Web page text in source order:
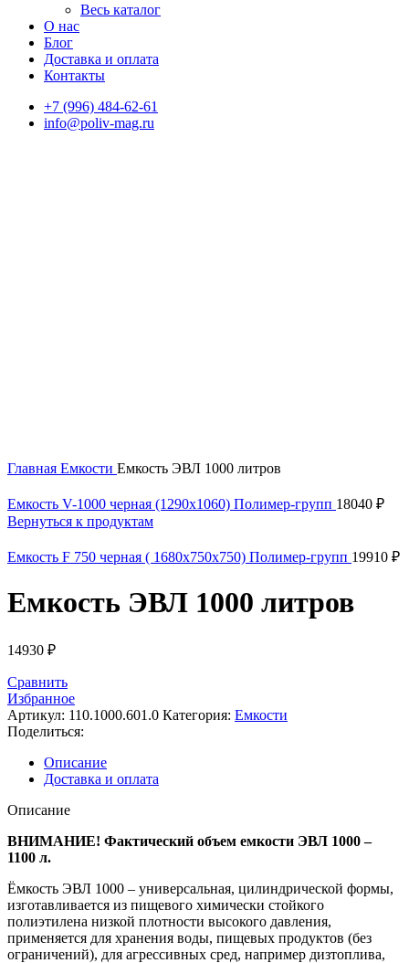
Весь каталог
О нас
Блог
Доставка и оплата
Контакты
+7 (996) 484-62-61
info@poliv-mag.ru
Главная Емкости Емкость ЭВЛ 1000 литров
Емкость V-1000 черная (1290х1060) Полимер-групп 18040 ₽
Вернуться к продуктам
Емкость F 750 черная ( 1680x750x750) Полимер-групп 19910 ₽
Емкость ЭВЛ 1000 литров
14930 ₽
Сравнить
Избранное
Артикул: 110.1000.601.0 Категория: Емкости
Поделиться:
Описание
Доставка и оплата
Описание
ВНИМАНИЕ! Фактический объем емкости ЭВЛ 1000 –
1100 л.
Ёмкость ЭВЛ 1000 – универсальная, цилиндрической формы,
изготавливается из пищевого химически стойкого
полиэтилена низкой плотности высокого давления,
применяется для хранения воды, пищевых продуктов (без
ограничений), для агрессивных сред, например дизтоплива,